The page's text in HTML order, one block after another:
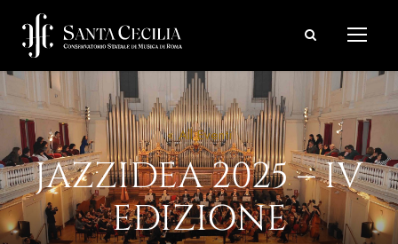
« All Eventi
JAZZIDEA 2025 – IV
EDIZIONE